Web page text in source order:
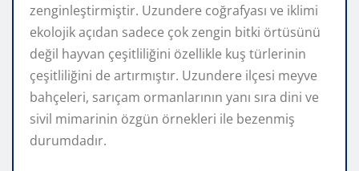
zenginleştirmiştir. Uzundere coğrafyası ve iklimi
ekolojik açıdan sadece çok zengin bitki örtüsünü
değil hayvan çeşitliliğini özellikle kuş türlerinin
çeşitliliğini de artırmıştır. Uzundere ilçesi meyve
bahçeleri, sarıçam ormanlarının yanı sıra dini ve
sivil mimarinin özgün örnekleri ile bezenmiş
durumdadır.